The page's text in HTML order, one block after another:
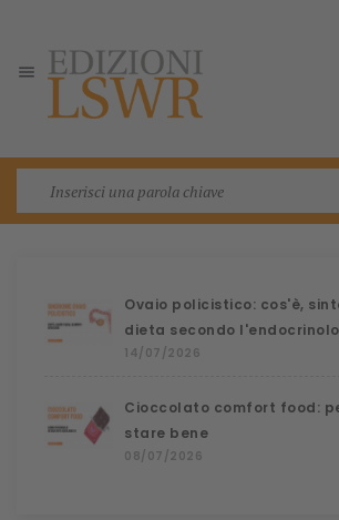

Ovaio policistico: cos'è,
dieta secondo
14/07/2026
Cioccolato comfort food:
stare bene
08/07/2026